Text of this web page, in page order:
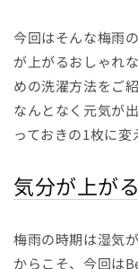
今回はそんな梅雨
が上がるおしゃれ
めの洗濯方法をご
なんとなく元気が
っておきの1枚に変
気分が上が
梅雨の時期は湿気
からこそ、今回は